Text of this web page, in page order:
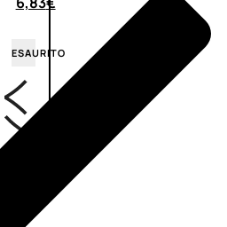
ESAURITO